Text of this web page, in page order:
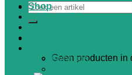
Zoeken
naar:
Geen producten in
Shop
HORLOGES
Over ons